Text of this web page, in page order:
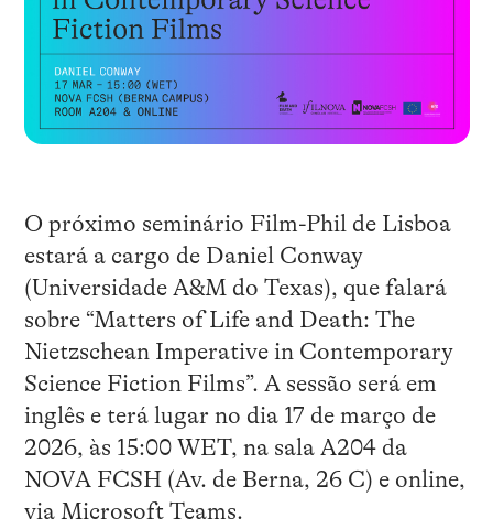
O próximo seminário Film-Phil de Lisboa
estará a cargo de Daniel Conway
(Universidade A&M do Texas), que falará
sobre “Matters of Life and Death: The
Nietzschean Imperative in Contemporary
Science Fiction Films”. A sessão será em
inglês e terá lugar no dia 17 de março de
2026, às 15:00 WET, na sala A204 da
NOVA FCSH (Av. de Berna, 26 C) e online,
via Microsoft Teams.